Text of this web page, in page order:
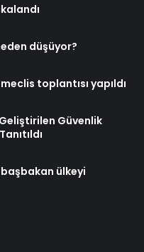
düşüyor?
toplantısı yapıldı
Güvenlik
ülkeyi